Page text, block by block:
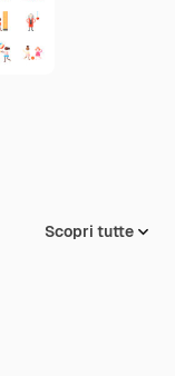
Scopri tutte